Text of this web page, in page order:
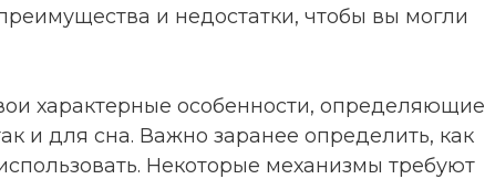
и недостатки, чтобы вы могли
характерные особенности, определяющие
и для сна. Важно заранее определить, как
Некоторые механизмы требуют